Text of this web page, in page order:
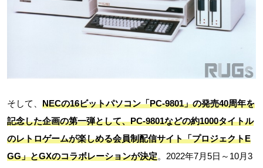
そして、 NECの16ビットパソコン「PC-9801」の発売40周年を
記念した企画の第一弾として、PC-9801などの約1000タイトル
のレトロゲームが楽しめる会員制配信サイト「プロジェクトE
GG」とGXのコラボレーションが決定。2022年7月5日～10月3